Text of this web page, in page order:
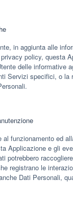
in aggiunta alle
policy, questa
delle informative
Servizi specifici, o la
al funzionamento ed
Applicazione e gli
potrebbero
registrano le
Dati Personali,